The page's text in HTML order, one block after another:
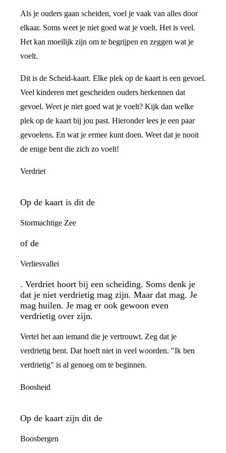
Als je ouders gaan scheiden, voel je vaak van alles door
elkaar. Soms weet je niet goed wat je voelt. Het is veel.
Het kan moeilijk zijn om te begrijpen en zeggen wat je
voelt.
Dit is de Scheid-kaart. Elke plek op de kaart is een gevoel.
Veel kinderen met gescheiden ouders herkennen dat
gevoel. Weet je niet goed wat je voelt? Kijk dan welke
plek op de kaart bij jou past. Hieronder lees je een paar
gevoelens. En wat je ermee kunt doen. Weet dat je nooit
de enige bent die zich zo voelt!
Verdriet
Op de kaart is dit de
Stormachtige Zee
of de
Verliesvallei
. Verdriet hoort bij een scheiding. Soms denk je
dat je niet verdrietig mag zijn. Maar dat mag. Je
mag huilen. Je mag er ook gewoon even
verdrietig over zijn.
Vertel het aan iemand die je vertrouwt. Zeg dat je
verdrietig bent. Dat hoeft niet in veel woorden. "Ik ben
verdrietig" is al genoeg om te beginnen.
Boosheid
Op de kaart zijn dit de
Boosbergen